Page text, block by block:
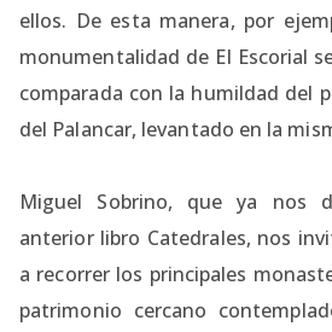
ellos. De esta manera, por
monumentalidad de El Escorial
comparada con la humildad del
del Palancar, levantado en la
Miguel Sobrino, que ya nos
anterior libro Catedrales, nos
a recorrer los principales
patrimonio cercano